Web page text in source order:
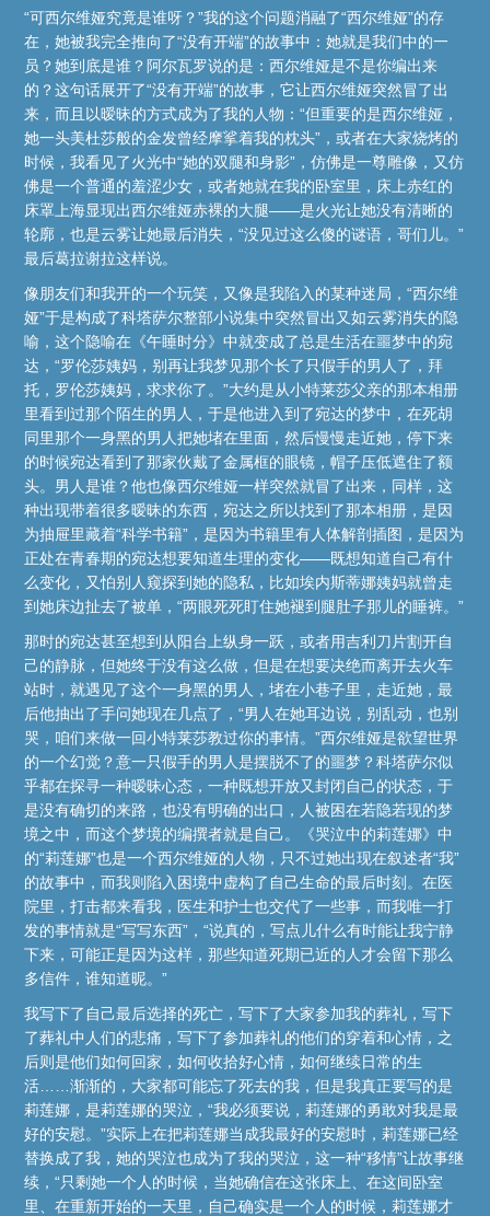
“可西尔维娅究竟是谁呀？”我的这个问题消融了“西尔维娅”的存
在，她被我完全推向了“没有开端”的故事中：她就是我们中的一
员？她到底是谁？阿尔瓦罗说的是：西尔维娅是不是你编出来
的？这句话展开了“没有开端”的故事，它让西尔维娅突然冒了出
来，而且以暧昧的方式成为了我的人物：“但重要的是西尔维娅，
她一头美杜莎般的金发曾经摩挲着我的枕头”，或者在大家烧烤的
时候，我看见了火光中“她的双腿和身影”，仿佛是一尊雕像，又仿
佛是一个普通的羞涩少女，或者她就在我的卧室里，床上赤红的
床罩上海显现出西尔维娅赤裸的大腿——是火光让她没有清晰的
轮廓，也是云雾让她最后消失，“没见过这么傻的谜语，哥们儿。”
最后葛拉谢拉这样说。
像朋友们和我开的一个玩笑，又像是我陷入的某种迷局，“西尔维
娅”于是构成了科塔萨尔整部小说集中突然冒出又如云雾消失的隐
喻，这个隐喻在《午睡时分》中就变成了总是生活在噩梦中的宛
达，“罗伦莎姨妈，别再让我梦见那个长了只假手的男人了，拜
托，罗伦莎姨妈，求求你了。”大约是从小特莱莎父亲的那本相册
里看到过那个陌生的男人，于是他进入到了宛达的梦中，在死胡
同里那个一身黑的男人把她堵在里面，然后慢慢走近她，停下来
的时候宛达看到了那家伙戴了金属框的眼镜，帽子压低遮住了额
头。男人是谁？他也像西尔维娅一样突然就冒了出来，同样，这
种出现带着很多暧昧的东西，宛达之所以找到了那本相册，是因
为抽屉里藏着“科学书籍”，是因为书籍里有人体解剖插图，是因为
正处在青春期的宛达想要知道生理的变化——既想知道自己有什
么变化，又怕别人窥探到她的隐私，比如埃内斯蒂娜姨妈就曾走
到她床边扯去了被单，“两眼死死盯住她褪到腿肚子那儿的睡裤。”
那时的宛达甚至想到从阳台上纵身一跃，或者用吉利刀片割开自
己的静脉，但她终于没有这么做，但是在想要决绝而离开去火车
站时，就遇见了这个一身黑的男人，堵在小巷子里，走近她，最
后他抽出了手问她现在几点了，“男人在她耳边说，别乱动，也别
哭，咱们来做一回小特莱莎教过你的事情。”西尔维娅是欲望世界
的一个幻觉？意一只假手的男人是摆脱不了的噩梦？科塔萨尔似
乎都在探寻一种暧昧心态，一种既想开放又封闭自己的状态，于
是没有确切的来路，也没有明确的出口，人被困在若隐若现的梦
境之中，而这个梦境的编撰者就是自己。《哭泣中的莉莲娜》中
的“莉莲娜”也是一个西尔维娅的人物，只不过她出现在叙述者“我”
的故事中，而我则陷入困境中虚构了自己生命的最后时刻。在医
院里，打击都来看我，医生和护士也交代了一些事，而我唯一打
发的事情就是“写写东西”，“说真的，写点儿什么有时能让我宁静
下来，可能正是因为这样，那些知道死期已近的人才会留下那么
多信件，谁知道昵。”
我写下了自己最后选择的死亡，写下了大家参加我的葬礼，写下
了葬礼中人们的悲痛，写下了参加葬礼的他们的穿着和心情，之
后则是他们如何回家，如何收拾好心情，如何继续日常的生
活……渐渐的，大家都可能忘了死去的我，但是我真正要写的是
莉莲娜，是莉莲娜的哭泣，“我必须要说，莉莲娜的勇敢对我是最
好的安慰。”实际上在把莉莲娜当成我最好的安慰时，莉莲娜已经
替换成了我，她的哭泣也成为了我的哭泣，这一种“移情”让故事继
续，“只剩她一个人的时候，当她确信在这张床上、在这间卧室
里、在重新开始的一天里，自己确实是一个人的时候，莉莲娜才